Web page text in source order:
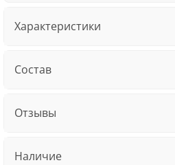
Характеристики
Состав
Отзывы
Наличие